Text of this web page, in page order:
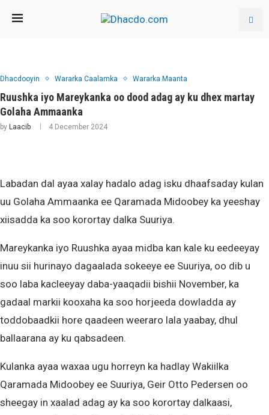
Dhacdooyin Wararka Caalamka Wararka Maanta
Ruushka iyo Mareykanka oo dood adag ay ku dhex martay
Golaha Ammaanka
by Laacib 4 December 2024
Labadan dal ayaa xalay hadalo adag isku dhaafsaday kulan
uu Golaha Ammaanka ee Qaramada Midoobey ka yeeshay
xiisadda ka soo korortay dalka Suuriya.
Mareykanka iyo Ruushka ayaa midba kan kale ku eedeeyay
inuu sii hurinayo dagaalada sokeeye ee Suuriya, oo dib u
soo laba kacleeyay daba-yaaqadii bishii November, ka
gadaal markii kooxaha ka soo horjeeda dowladda ay
toddobaadkii hore qaadeen weeraro lala yaabay, dhul
ballaarana ay ku qabsadeen.
Kulanka ayaa waxaa ugu horreyn ka hadlay Wakiilka
Qaramada Midoobey ee Suuriya, Geir Otto Pedersen oo
sheegay in xaalad adag ay ka soo korortay dalkaasi,